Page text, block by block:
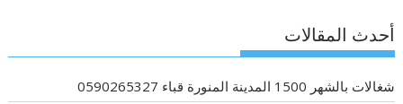
أحدث المقالات
شغالات بالشهر 1500 المدينة المنورة قباء 0590265327